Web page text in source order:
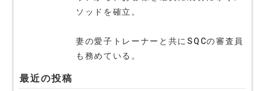
ソッドを確立。
妻の愛子トレーナーと共にSQCの審査員
も務めている。
最近の投稿